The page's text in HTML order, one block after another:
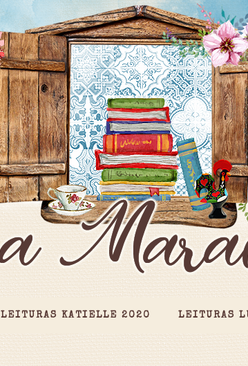
LEITURAS KATIELLE 2020 LEITURAS